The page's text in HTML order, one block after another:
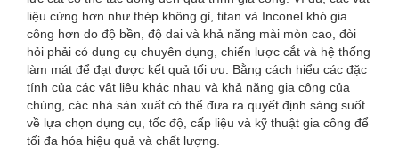
liệu cứng hơn như thép không gỉ, titan và Inconel khó gia
công hơn do độ bền, độ dai và khả năng mài mòn cao, đòi
hỏi phải có dụng cụ chuyên dụng, chiến lược cắt và hệ thống
làm mát để đạt được kết quả tối ưu. Bằng cách hiểu các đặc
tính của các vật liệu khác nhau và khả năng gia công của
chúng, các nhà sản xuất có thể đưa ra quyết định sáng suốt
về lựa chọn dụng cụ, tốc độ, cấp liệu và kỹ thuật gia công để
tối đa hóa hiệu quả và chất lượng.